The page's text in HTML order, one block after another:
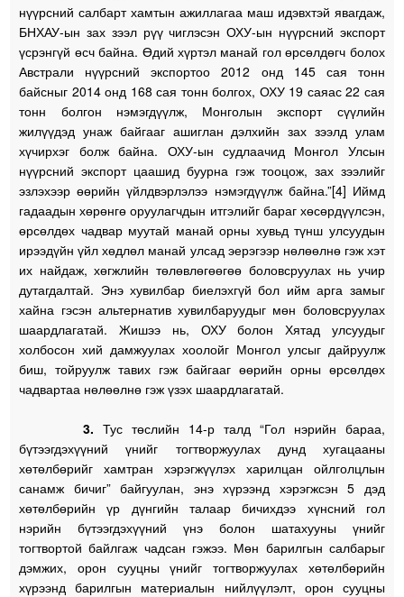
нүүрсний салбарт хамтын ажиллагаа маш идэвхтэй явагдаж,
БНХАУ-ын зах зээл рүү чиглэсэн ОХУ-ын нүүрсний экспорт
үсрэнгүй өсч байна. Өдий хүртэл манай гол өрсөлдөгч болох
Австрали нүүрсний экспортоо 2012 онд 145 сая тонн
байсныг 2014 онд 168 сая тонн болгох, ОХУ 19 саяас 22 сая
тонн болгон нэмэгдүүлж, Монголын экспорт сүүлийн
жилүүдэд унаж байгааг ашиглан дэлхийн зах зээлд улам
хүчирхэг болж байна. ОХУ-ын судлаачид Монгол Улсын
нүүрсний экспорт цаашид буурна гэж тооцож, зах зээлийг
эзлэхээр өөрийн үйлдвэрлэлээ нэмэгдүүлж байна.”[4] Иймд
гадаадын хөрөнгө оруулагчдын итгэлийг бараг хөсөрдүүлсэн,
өрсөлдөх чадвар муутай манай орны хувьд түнш улсуудын
ирээдүйн үйл хөдлөл манай улсад эерэгээр нөлөөлнө гэж хэт
их найдаж, хөгжлийн төлөвлөгөөгөө боловсруулах нь учир
дутагдалтай. Энэ хувилбар биелэхгүй бол ийм арга замыг
хайна гэсэн альтернатив хувилбаруудыг мөн боловсруулах
шаардлагатай. Жишээ нь, ОХУ болон Хятад улсуудыг
холбосон хий дамжуулах хоолойг Монгол улсыг дайруулж
биш, тойруулж тавих гэж байгааг өөрийн орны өрсөлдөх
чадвартаа нөлөөлнө гэж үзэх шаардлагатай.
3. Тус төслийн 14-р талд “Гол нэрийн бараа,
бүтээгдэхүүний үнийг тогтворжуулах дунд хугацааны
хөтөлбөрийг хамтран хэрэгжүүлэх харилцан ойлголцлын
санамж бичиг” байгуулан, энэ хүрээнд хэрэгжсэн 5 дэд
хөтөлбөрийн үр дүнгийн талаар бичихдээ хүнсний гол
нэрийн бүтээгдэхүүний үнэ болон шатахууны үнийг
тогтвортой байлгаж чадсан гэжээ. Мөн барилгын салбарыг
дэмжих, орон сууцны үнийг тогтворжуулах хөтөлбөрийн
хүрээнд барилгын материалын нийлүүлэлт, орон сууцны